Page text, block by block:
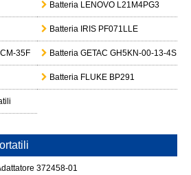
Batteria LENOVO L21M4PG3
Batteria IRIS PF071LLE
35F Batteria GETAC GH5KN-00-13-
Batteria FLUKE BP291
372458-01